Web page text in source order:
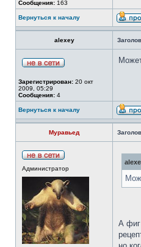
Сообщения: 163
Вернуться к началу
alexey
Зарегистрирован: 20 окт
2009, 05:29
Сообщения: 4
Вернуться к началу
Муравьед
Администратор
А фиг